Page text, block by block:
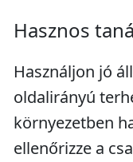
Hasznos
Használjon jó
oldalirányú
környezetben
ellenőrizze a